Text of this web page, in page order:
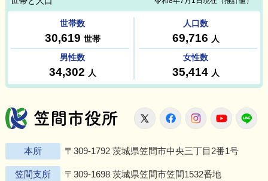
笠間市役所
X FacebookInstagram
本所 〒309-1792 茨城県笠間市中央三丁目2番1号
笠間支所 〒309-1698 茨城県笠間市笠間1532番地